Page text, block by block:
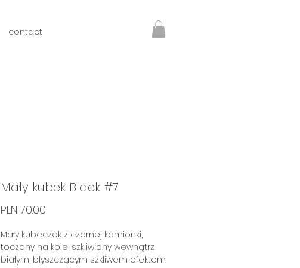
contact
Mały kubek Black #7
PLN 70.00
Mały kubeczek z czarnej kamionki,
toczony na kole, szkliwiony wewnątrz
białym, błyszczącym szkliwem efektem.